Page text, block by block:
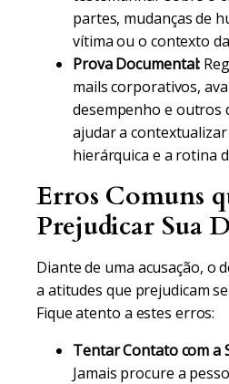
partes, mudanças de
vítima ou o contexto
Prova Documental:
mails corporativos,
desempenho e outros
ajudar a
hierárquica e a rotina
Erros Comuns
Prejudicar Sua
Diante de uma acusação, o
a atitudes que prejudicam
Fique atento a estes erros:
Tentar Contato com a
Jamais procure a